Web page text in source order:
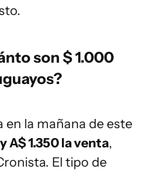
son $ 1.000
en la mañana de este
A$ 1.350 la venta,
El tipo de